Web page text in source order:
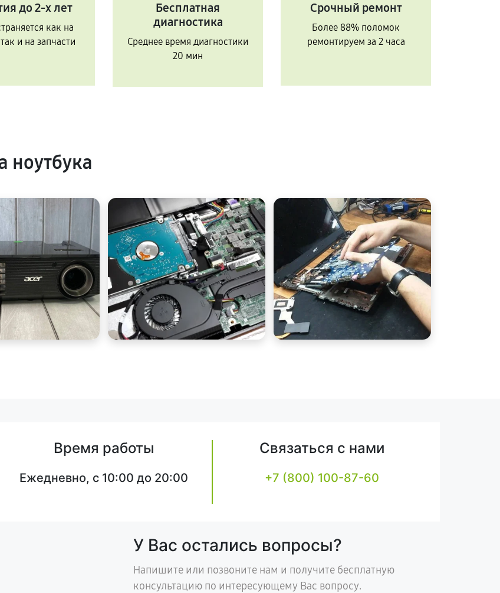
до 2-х лет
как на
и на запчасти
Бесплатная
диагностика
Среднее время диагностики
20 мин
Срочный ремонт
Более 88% поломок
ремонтируем за 2 часа
ноутбука
Время работы
Ежедневно, с 10:00 до 20:00
Связаться с нами
+7 (800) 100-87-60
У Вас остались вопросы?
Напишите или позвоните нам и получите бесплатную
консультацию по интересующему Вас вопросу.